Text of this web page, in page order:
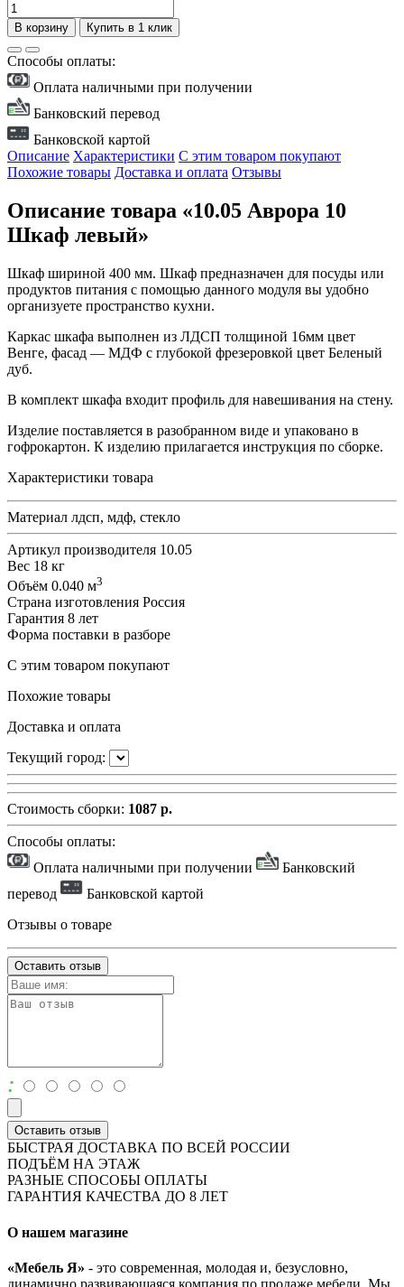
В корзину Купить в 1 клик
Способы оплаты:
Оплата наличными при получении
Банковский перевод
Банковской картой
Описание Характеристики С этим товаром покупают
Похожие товары Доставка и оплата Отзывы
Описание товара «10.05 Аврора 10
Шкаф левый»
Шкаф шириной 400 мм. Шкаф предназначен для посуды или
продуктов питания с помощью данного модуля вы удобно
организуете пространство кухни.
Каркас шкафа выполнен из ЛДСП толщиной 16мм цвет
Венге, фасад — МДФ с глубокой фрезеровкой цвет Беленый
дуб.
В комплект шкафа входит профиль для навешивания на стену.
Изделие поставляется в разобранном виде и упаковано в
гофрокартон. К изделию прилагается инструкция по сборке.
Характеристики товара
Материал лдсп, мдф, стекло
Артикул производителя 10.05
Вес 18 кг
Объём 0.040 м3
Страна изготовления Россия
Гарантия 8 лет
Форма поставки в разборе
С этим товаром покупают
Похожие товары
Доставка и оплата
Текущий город:
Стоимость сборки: 1087 р.
Способы оплаты:
Оплата наличными при получении
Банковский
перевод
Банковской картой
Отзывы о товаре
Оставить отзыв
:
Оставить отзыв
БЫСТРАЯ ДОСТАВКА ПО ВСЕЙ РОССИИ
ПОДЪЁМ НА ЭТАЖ
РАЗНЫЕ СПОСОБЫ ОПЛАТЫ
ГАРАНТИЯ КАЧЕСТВА ДО 8 ЛЕТ
О нашем магазине
«Мебель Я» - это современная, молодая и, безусловно,
динамично развивающаяся компания по продаже мебели. Мы